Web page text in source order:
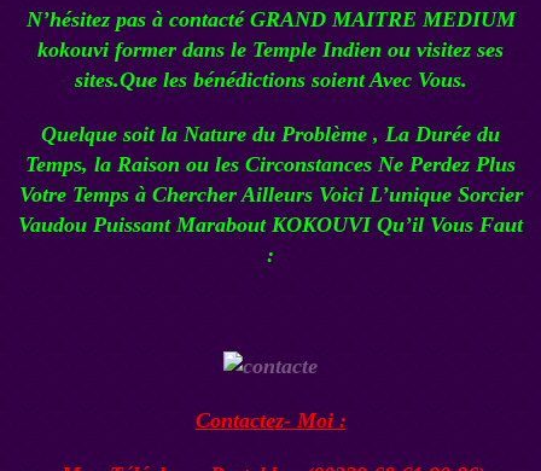
N’hésitez pas à contacté GRAND MAITRE MEDIUM
kokouvi former dans le Temple Indien ou visitez ses
sites.Que les bénédictions soient Avec Vous.
Quelque soit la Nature du Problème , La Durée du
Temps, la Raison ou les Circonstances Ne Perdez Plus
Votre Temps à Chercher Ailleurs Voici L’unique Sorcier
Vaudou Puissant Marabout KOKOUVIQu’il Vous Faut
:
Contactez- Moi :